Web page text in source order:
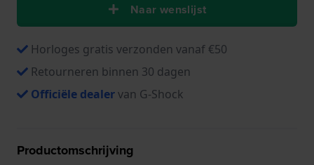
Naar wenslijst
Horloges gratis verzonden vanaf €50
Retourneren binnen 30 dagen
Officiële dealervan G-Shock
Productomschrijving